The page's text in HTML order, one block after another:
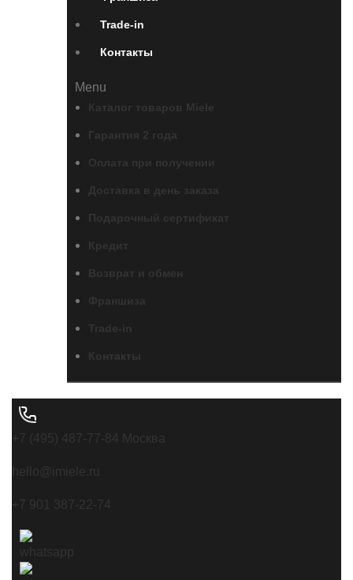
Trade-in
Контакты
Menu
Каталог товаров Miele
Гарантия 2 года
Оплата при получении
Доставка в день заказа
Подарочный сертификат
Кредит
Возврат и обмен
Контакты
+7 (495) 487-77-84 Москва
hello@imiele.ru
+7 901 387-22-74